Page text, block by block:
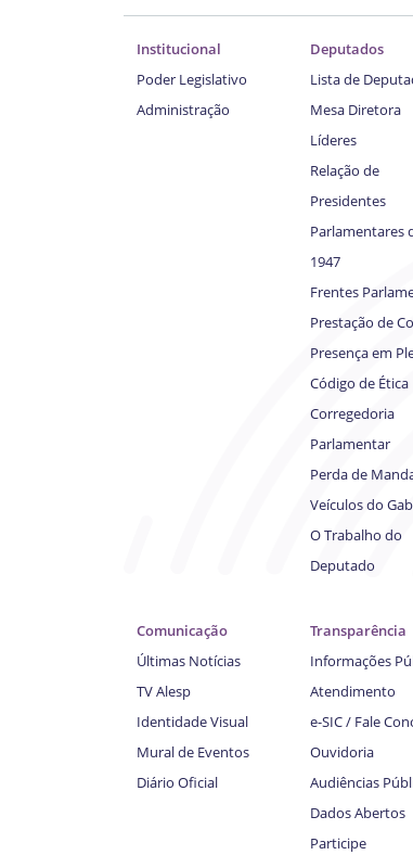
Institucional
Poder Legislativo
Administração
Deputados
Lista de
Mesa Diretora
Líderes
Relação de
Presidentes
Parlamentares
1947
Frentes
Prestação de
Presença em
Código de Ética
Corregedoria
Parlamentar
Perda de
Veículos do
O Trabalho do
Deputado
Comunicação
Últimas Notícias
TV Alesp
Identidade Visual
Mural de Eventos
Diário Oficial
Transparência
Informações
Atendimento
e-SIC / Fale
Ouvidoria
Audiências
Dados Abertos
Participe